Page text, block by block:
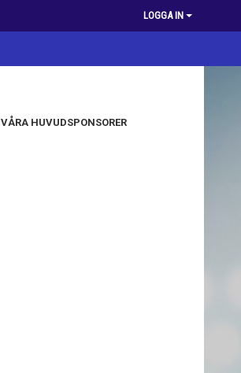
LOGGA IN
VÅRA HUVUDSPONSORER